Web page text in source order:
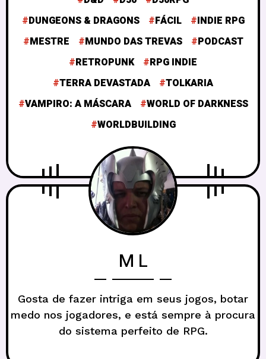
DUNGEONS & DRAGONS
FÁCIL
INDIE RPG
MESTRE
MUNDO DAS TREVAS
PODCAST
RETROPUNK
RPG INDIE
TERRA DEVASTADA
TOLKARIA
VAMPIRO: A MÁSCARA
WORLD OF DARKNESS
WORLDBUILDING
M L
Gosta de fazer intriga em seus jogos, botar
medo nos jogadores, e está sempre à procura
do sistema perfeito de RPG.